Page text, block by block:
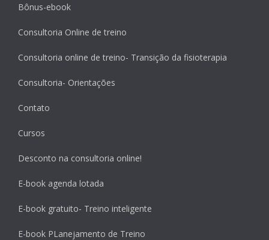
Bônus-ebook
Consultoria Online de treino
Consultoria online de treino- Transição da fisioterapia
Consultoria- Orientações
Contato
Cursos
Desconto na consultoria online!
E-book agenda lotada
E-book gratuito- Treino inteligente
E-book PLanejamento de Treino